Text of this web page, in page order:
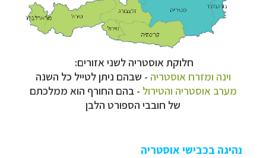
חלוקת אוסטריה לשני אזורים:
וינה ומזרח אוסטריה - שבהם ניתן לטייל כל השנה
מערב אוסטריה והטירול - בהם החורף הוא ממלכתם
של חובבי הספורט הלבן
נהיגה בכבישי אוסטריה